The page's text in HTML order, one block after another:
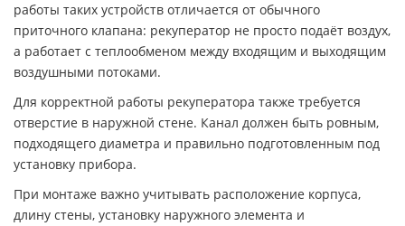
работы таких устройств отличается от обычного
приточного клапана: рекуператор не просто подаёт воздух,
а работает с теплообменом между входящим и выходящим
воздушными потоками.
Для корректной работы рекуператора также требуется
отверстие в наружной стене. Канал должен быть ровным,
подходящего диаметра и правильно подготовленным под
установку прибора.
При монтаже важно учитывать расположение корпуса,
длину стены, установку наружного элемента и